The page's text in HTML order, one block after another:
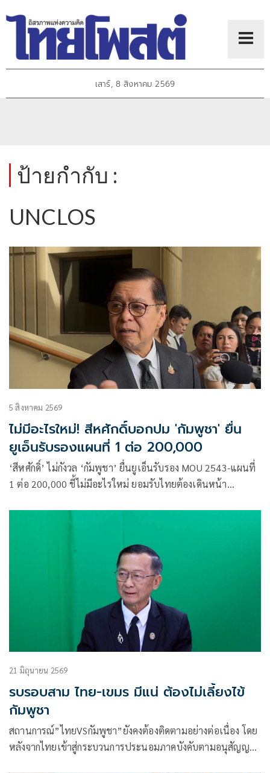
เสาร์, 8 สิงหาคม 2569
ป้ายกำกับ :
UNCLOS
5 สิงหาคม 2569
ไม่มีอะไรใหม่! สีหศักดิ์บอกปม 'กัมพูชา' ยื่น
ยูเอ็นรับรองแผนที่ 1 ต่อ 200,000
‘สีหศักดิ์’ ไม่กังวล ‘กัมพูชา’ ยื่นยูเอ็นรับรอง MOU 2543-แผนที่
1 ต่อ 200,000​ ชี้ไม่มีอะไรใหม่ ยอมรับไทยต้องเดินหน้า
21 มิถุนายน 2569
รบรอบสาม ไทย-เขมร มีแน่ ต้องไม่เลี้ยงไข้
กัมพูชา
สถานการณ์”ไทยVSกัมพูชา”ยังคงต้องติดตามอย่างต่อเนื่อง โดย
หลังจากไทยเข้าสู่กระบวนการประนอมภาคบังคับตามอนุสัญญา